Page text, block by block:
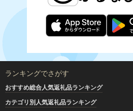
ランキングでさがす
おすすめ総合人気返礼品ランキング
カテゴリ別人気返礼品ランキング